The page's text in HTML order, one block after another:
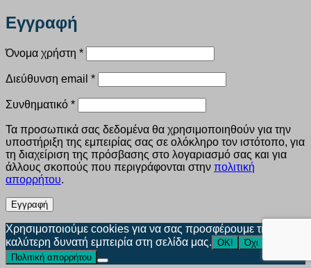
Εγγραφή
Όνομα χρήστη *Απαιτείται
Διεύθυνση email *Απαιτείται
Συνθηματικό *Απαιτείται
Τα προσωπικά σας δεδομένα θα χρησιμοποιηθούν για την
υποστήριξη της εμπειρίας σας σε ολόκληρο τον ιστότοπο, για
τη διαχείριση της πρόσβασης στο λογαριασμό σας και για
άλλους σκοπούς που περιγράφονται στην πολιτική
απορρήτου.
Εγγραφή
Χρησιμοποιούμε cookies για να σας προσφέρουμε την
καλύτερη δυνατή εμπειρία στη σελίδα μας. ΟΚ!
Όχι
Πολιτική απορρήτου